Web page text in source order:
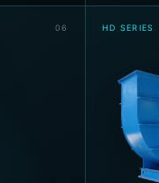
06 HD SERIES